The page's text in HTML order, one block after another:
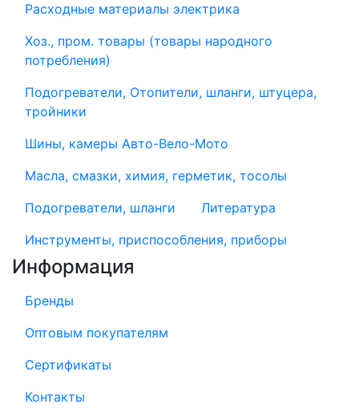
Расходные материалы электрика
Хоз., пром. товары (товары народного
потребления)
Подогреватели, Отопители, шланги, штуцера,
тройники
Шины, камеры Авто-Вело-Мото
Масла, смазки, химия, герметик, тосолы
Подогреватели, шланги
Литература
Инструменты, приспособления, приборы
Информация
Бренды
Оптовым покупателям
Сертификаты
Контакты